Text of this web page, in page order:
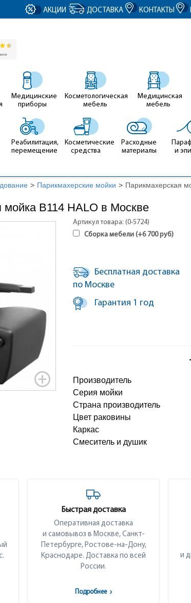
= clientID; });
АКЦИИ ДОСТАВКА КОНТАКТЫ
Медицинские
приборы
Косметологическая
мебель
Медицинская
мебель
Реабилитация,
перемещение
Косметические
средства
Расходные
материалы
и
> Парикмахерские мойки > Парикмахерская
мойка В114 HALO в Москве
Артикул товара: (0-5724)
Сборка мебели (+6 700руб)
Бесплатная доставка
по Москве
Гарантия 1 год
Производитель
Серия мойки
Страна производитель
Цвет раковины
Каркас
Смеситель и душик
Быстрая доставка
Оперативная доставка
и самовывоз в Москве, Санкт-
Петербурге, Ростове-на-Дону,
Краснодаре. Доставка по всей
России.
Подробнее ›
и